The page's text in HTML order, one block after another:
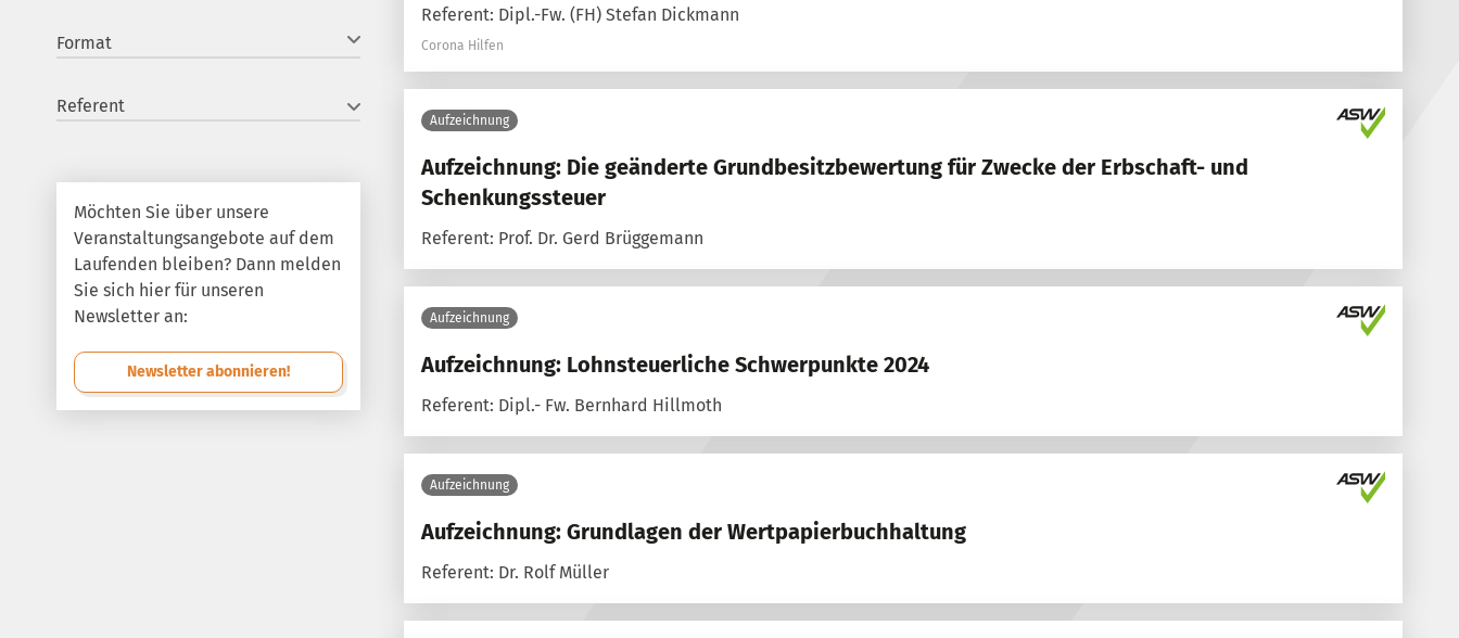
Format
Referent
Möchten Sie über unsere
Veranstaltungsangebote auf dem
Laufenden bleiben? Dann melden
Sie sich hier für unseren
Newsletter an:
Newsletter abonnieren!
Referent: Dipl.-Fw. (FH) Stefan Dickmann
Corona Hilfen
Aufzeichnung
Aufzeichnung: Die geänderte Grundbesitzbewertung für Zwecke der Erbschaft- und
Schenkungssteuer
Referent: Prof. Dr. Gerd Brüggemann
Aufzeichnung
Aufzeichnung: Lohnsteuerliche Schwerpunkte 2024
Referent: Dipl.- Fw. Bernhard Hillmoth
Aufzeichnung
Aufzeichnung: Grundlagen der Wertpapierbuchhaltung
Referent: Dr. Rolf Müller